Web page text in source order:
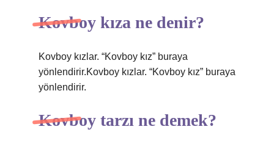
Kovboy kıza ne denir?
Kovboy kızlar. “Kovboy kız” buraya
yönlendirir.Kovboy kızlar. “Kovboy kız” buraya
yönlendirir.
Kovboy tarzı ne demek?